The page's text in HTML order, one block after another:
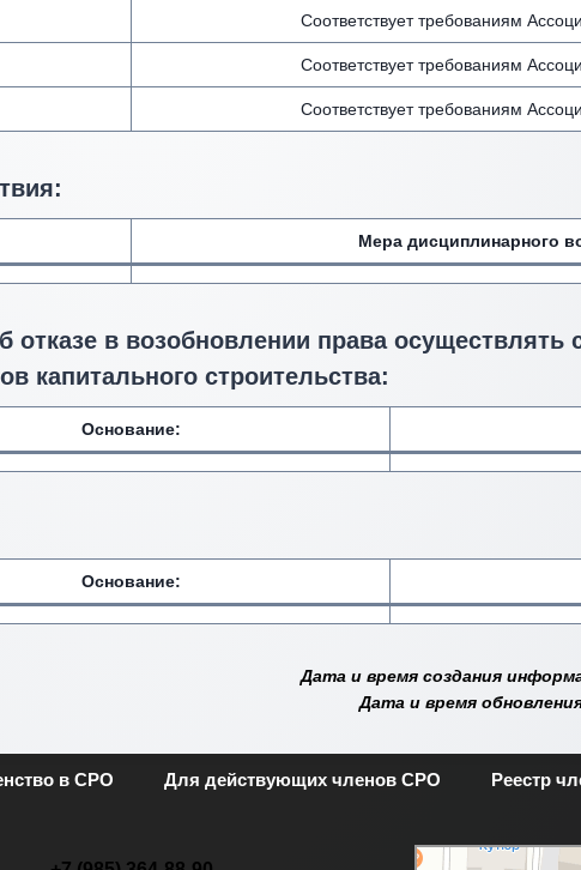
Соответствует требованиям
Соответствует требованиям
Соответствует требованиям
:
Мера дисциплинарного
в возобновлении права осуществлять
капитального строительства:
Основание:
Основание:
Дата и время создания
Дата и время
в СРО Для действующих членов СРО Реестр
Москва